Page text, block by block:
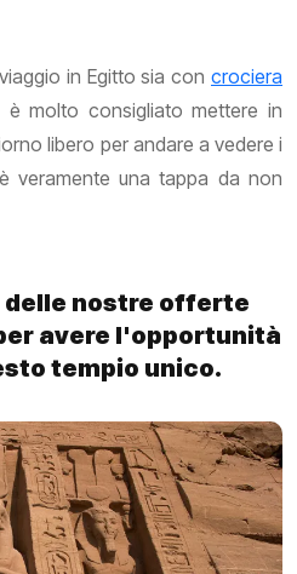
in Egitto sia con crociera
molto consigliato mettere in
libero per andare a vedere i
veramente una tappa da non
delle nostre offerte
avere l'opportunità
tempio unico.